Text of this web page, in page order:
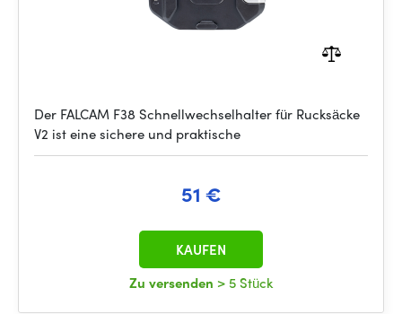
Der FALCAM F38 Schnellwechselhalter für Rucksäcke
V2 ist eine sichere und praktische
51 €
Zu versenden > 5 Stück
KAUFEN